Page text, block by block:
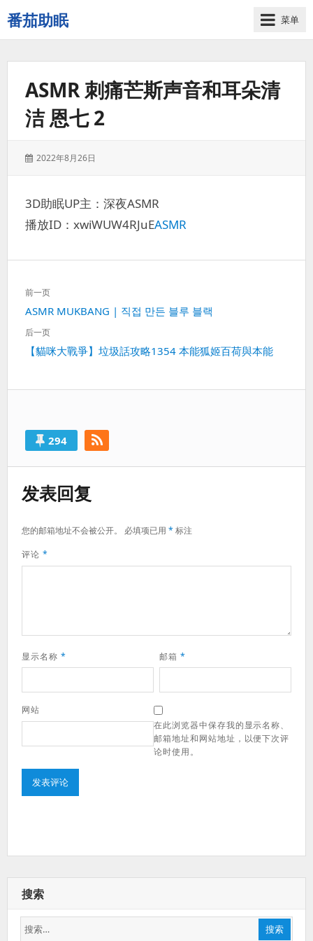
番茄助眠
一
个
站
菜单
ASMR 刺痛芒斯声音和耳朵清
洁 恩七 2
发
2022年8月26日
3D助眠UP主：深夜ASMR
播放ID：xwiWUW4RJuEASMR
文
章
导
航
前一页
上
一
ASMR MUKBANG | 직접 만든 블루 블랙
后一页
下【貓咪大戰爭】垃圾話攻略1354 本能狐姬百荷與本能
294
发表回复
您的邮箱地址不会被公开。 必填项已用 *标注
评论 *
显示名称 * 邮箱 *
网站
在此浏览器中保存我的显示名称、
邮箱地址和网站地址，以便下次评
论时使用。
搜索
搜
搜索